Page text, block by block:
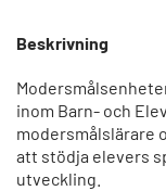
Beskrivning
inom Barn- och
modersmålslärare
att stödja elevers
utveckling.